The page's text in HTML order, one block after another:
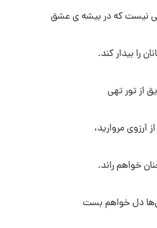
نیست که در بیشه ی عشق
را بیدار کند.
از تور تهی
آرزوی مروارید،
خواهم راند.
دل خواهم بست